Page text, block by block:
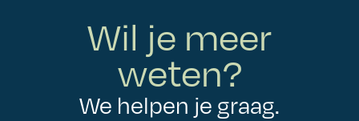
Wil je meer
weten?
We helpen je graag.